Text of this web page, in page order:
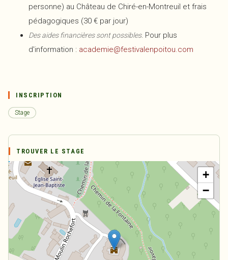
personne) au Château de Chiré-en-Montreuil et frais
pédagogiques (30 € par jour)
Des aides financières sont possibles. Pour plus
d'information : academie@festivalenpoitou.com
INSCRIPTION
Stage
TROUVER LE STAGE
+
−